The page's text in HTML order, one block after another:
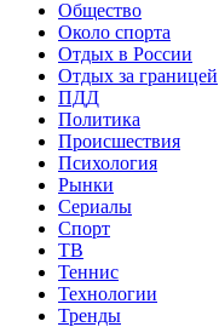
Общество
Около спорта
Отдых в России
Отдых за границей
ПДД
Политика
Происшествия
Психология
Рынки
Сериалы
Спорт
ТВ
Теннис
Технологии
Тренды